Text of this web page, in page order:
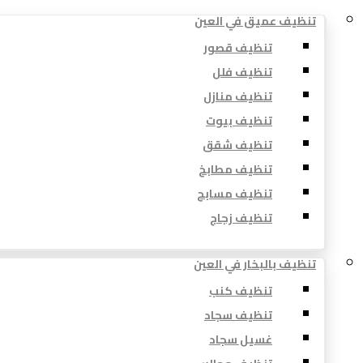
تنظيف عميق في العين
تنظيف قصور
تنظيف فلل
تنظيف منازل
تنظيف بيوت
تنظيف شقق
تنظيف مطابخ
تنظيف مسابح
تنظيف زجاج
تنظيف بالبخار في العين
تنظيف كنب
تنظيف سجاد
غسيل سجاد